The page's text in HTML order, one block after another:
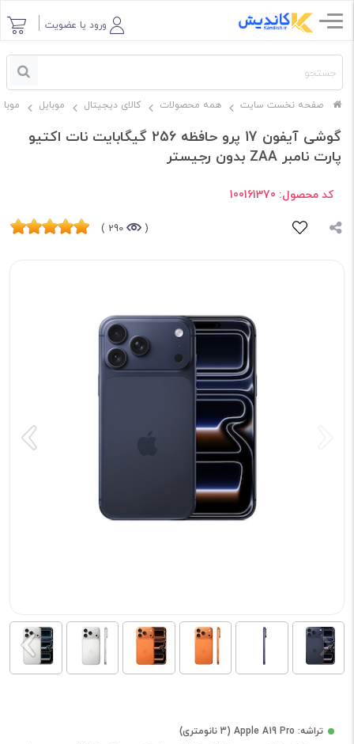
ورود یا عضویت
صفحه نخست سایت همه محصولات کالای دیجیتال موبایل
گوشی آیفون 17 پرو حافظه 256 گیگابایت نات اکتیو
پارت نامبر ZAA بدون رجیستر
کد محصول: 100161370
(
290 )
تراشه: Apple A19 Pro (3 نانومتری)